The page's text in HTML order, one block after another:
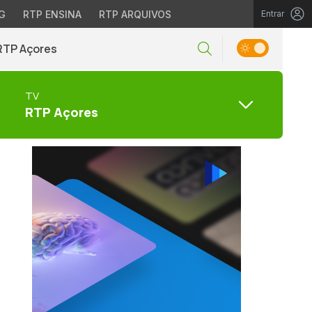
RTP ENSINA RTP ARQUIVOS Entrar
Açores
TV
RTP Açores